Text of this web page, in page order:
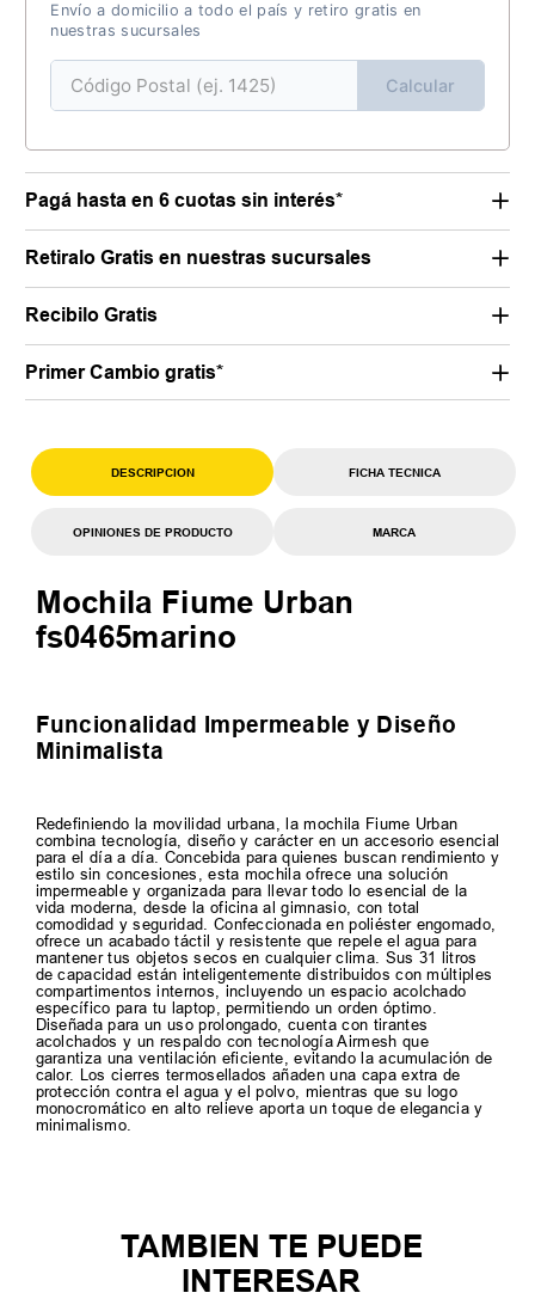
Envío a domicilio a todo el país y retiro gratis en
nuestras sucursales
Calcular
Pagá hasta en 6 cuotas sin interés*
Retiralo Gratis en nuestras sucursales
Recibilo Gratis
Primer Cambio gratis*
DESCRIPCION FICHA TECNICA
OPINIONES DE PRODUCTO MARCA
Mochila Fiume Urban
fs0465marino
Funcionalidad Impermeable y Diseño
Minimalista
Redefiniendo la movilidad urbana, la mochila Fiume Urban
combina tecnología, diseño y carácter en un accesorio esencial
para el día a día. Concebida para quienes buscan rendimiento y
estilo sin concesiones, esta mochila ofrece una solución
impermeable y organizada para llevar todo lo esencial de la
vida moderna, desde la oficina al gimnasio, con total
comodidad y seguridad. Confeccionada en poliéster engomado,
ofrece un acabado táctil y resistente que repele el agua para
mantener tus objetos secos en cualquier clima. Sus 31 litros
de capacidad están inteligentemente distribuidos con múltiples
compartimentos internos, incluyendo un espacio acolchado
específico para tu laptop, permitiendo un orden óptimo.
Diseñada para un uso prolongado, cuenta con tirantes
acolchados y un respaldo con tecnología Airmesh que
garantiza una ventilación eficiente, evitando la acumulación de
calor. Los cierres termosellados añaden una capa extra de
protección contra el agua y el polvo, mientras que su logo
monocromático en alto relieve aporta un toque de elegancia y
minimalismo.
TAMBIEN TE PUEDE
INTERESAR